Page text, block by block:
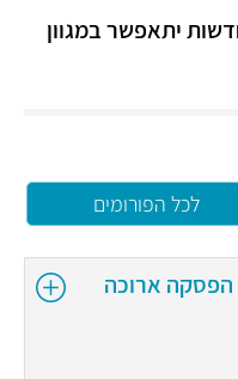
יתאפשר במגוון
לכל הפורומים
ארוכה